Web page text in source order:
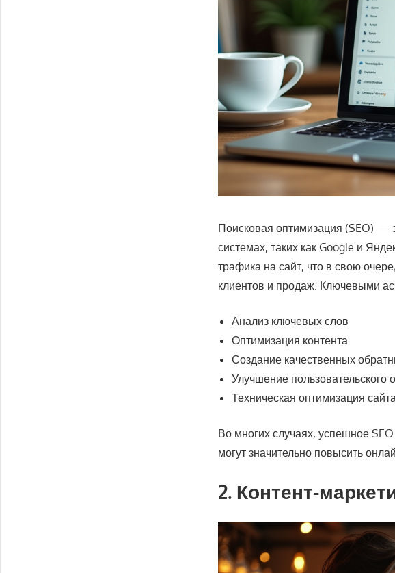
Поисковая оптимизация (SEO) —
системах, таких как Google и
трафика на сайт, что в свою
клиентов и продаж. Ключевыми
Анализ ключевых слов
Оптимизация контента
Создание качественных
Улучшение пользовательского
Техническая оптимизация сайта
Во многих случаях, успешное
могут значительно повысить
2. Контент-